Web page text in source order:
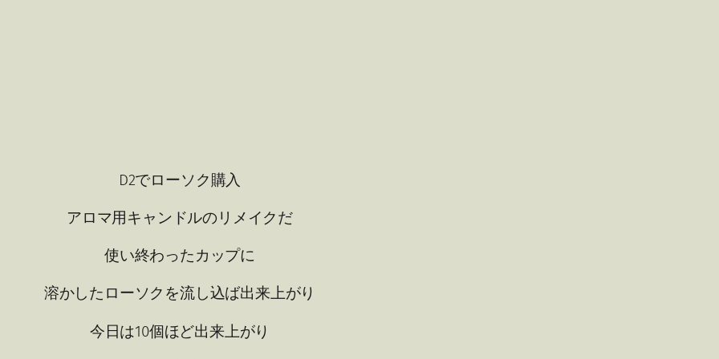
D2でローソク購入
アロマ用キャンドルのリメイクだ
使い終わったカップに
溶かしたローソクを流し込ば出来上がり
今日は10個ほど出来上がり